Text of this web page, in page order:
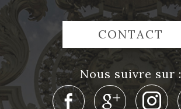
CONTACT
nous suivre sur :